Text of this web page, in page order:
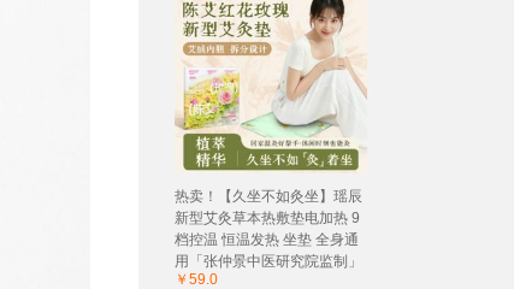
热卖！【久坐不如灸坐】瑶辰
新型艾灸草本热敷垫电加热 9
档控温 恒温发热 坐垫 全身通
用「张仲景中医研究院监制」
￥59.0